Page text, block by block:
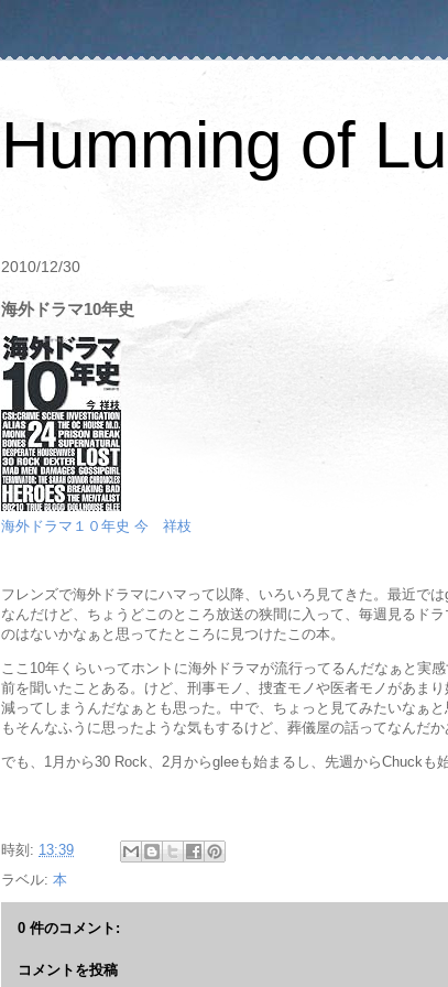
Humming of
2010/12/30
海外ドラマ10年史
海外ドラマ１０年史 今 祥枝
フレンズで海外ドラマにハマって以降、いろいろ見てきた。最近で
なんだけど、ちょうどこのところ放送の狭間に入って、毎週見るド
のはないかなぁと思ってたところに見つけたこの本。
ここ10年くらいってホントに海外ドラマが流行ってるんだなぁと実
前を聞いたことある。けど、刑事モノ、捜査モノや医者モノがあま
減ってしまうんだなぁとも思った。中で、ちょっと見てみたいなぁ
もそんなふうに思ったような気もするけど、葬儀屋の話ってなんだか
でも、1月から30 Rock、2月からgleeも始まるし、先週からChuckも
時刻: 13:39
ラベル: 本
0 件のコメント:
コメントを投稿